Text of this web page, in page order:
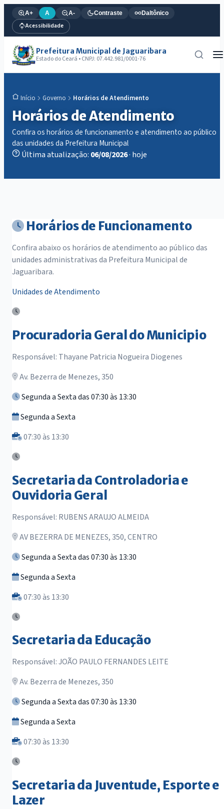
A+ A A- Contraste Daltônico
Acessibilidade
Prefeitura Municipal de Jaguaribara
Estado do Ceará • CNPJ: 07.442.981/0001-76
Início Governo Horários de Atendimento
Horários de Atendimento
Confira os horários de funcionamento e atendimento ao público
das unidades da Prefeitura Municipal
Última atualização: 06/08/2026· hoje
Horários de Funcionamento
Confira abaixo os horários de atendimento ao público das
unidades administrativas da Prefeitura Municipal de
Jaguaribara.
Unidades de Atendimento
Procuradoria Geral do Municipio
Responsável: Thayane Patricia Nogueira Diogenes
Av. Bezerra de Menezes, 350
Segunda a Sexta das 07:30 às 13:30
Segunda a Sexta
07:30 às 13:30
Secretaria da Controladoria e
Ouvidoria Geral
Responsável: RUBENS ARAUJO ALMEIDA
AV BEZERRA DE MENEZES, 350, CENTRO
Segunda a Sexta das 07:30 às 13:30
Segunda a Sexta
07:30 às 13:30
Secretaria da Educação
Responsável: JOÃO PAULO FERNANDES LEITE
Av. Bezerra de Menezes, 350
Segunda a Sexta das 07:30 às 13:30
Segunda a Sexta
07:30 às 13:30
Secretaria da Juventude, Esporte e
Lazer